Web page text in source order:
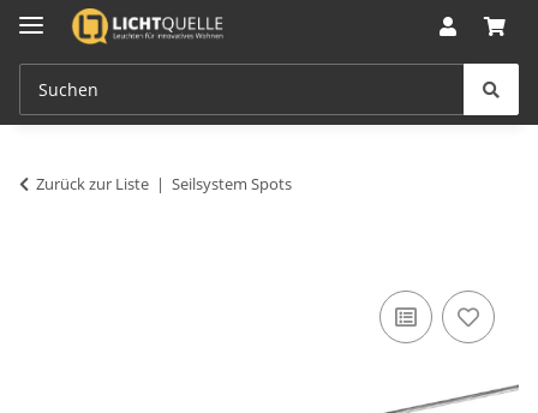
Zurück zur Liste Seilsystem Spots